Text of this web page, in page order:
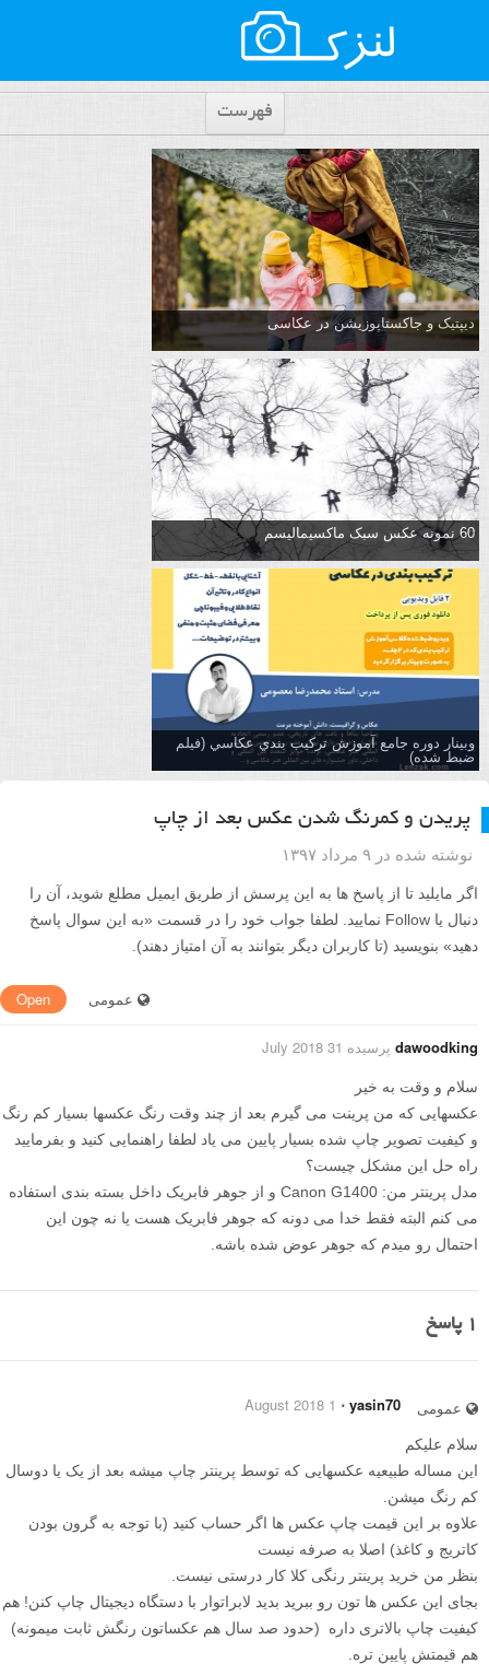
فهرست
دیپتیک و جاکستا‌پوزیشن در عکاسی
60 نمونه عکس سبک ماکسیمالیسم
وبینار دوره جامع آموزش تركيب بندي عكاسي (فیلم
ضبط شده)
پریدن و کمرنگ شدن عکس بعد از چاپ
نوشته شده در ۹ مرداد ۱۳۹۷
اگر مایلید تا از پاسخ ها به این پرسش از طریق ایمیل مطلع شوید، آن را
دنبال یا Follow نمایید. لطفا جواب خود را در قسمت «به این سوال پاسخ
دهید» بنویسید (تا کاربران دیگر بتوانند به آن امتیاز دهند).
Open عمومی
dawoodking پرسیده 31 July 2018
سلام و وقت به خیر
عکسهایی که من پرینت می گیرم بعد از چند وقت رنگ عکسها بسیار کم رنگ
و کیفیت تصویر چاپ شده بسیار پایین می یاد لطفا راهنمایی کنید و بفرمایید
راه حل این مشکل چیست؟
مدل پرینتر من: Canon G1400 و از جوهر فابریک داخل بسته بندی استفاده
می کنم البته فقط خدا می دونه که جوهر فابریک هست یا نه چون این
احتمال رو میدم که جوهر عوض شده باشه.
1 پاسخ
عمومی yasin70
⋅
1 August 2018
سلام علیکم
این مساله طبیعیه عکسهایی که توسط پرینتر چاپ میشه بعد از یک یا دوسال
کم رنگ میشن.
علاوه بر این قیمت چاپ عکس ها اگر حساب کنید (با توجه به گرون بودن
کاتریج و کاغذ) اصلا به صرفه نیست
بنظر من خرید پرینتر رنگی کلا کار درستی نیست.
بجای این عکس ها تون رو ببرید بدید لابراتوار با دستگاه دیجیتال چاپ کنن! هم
کیفیت چاپ بالاتری داره (حدود صد سال هم عکساتون رنگش ثابت میمونه)
هم قیمتش پایین تره.